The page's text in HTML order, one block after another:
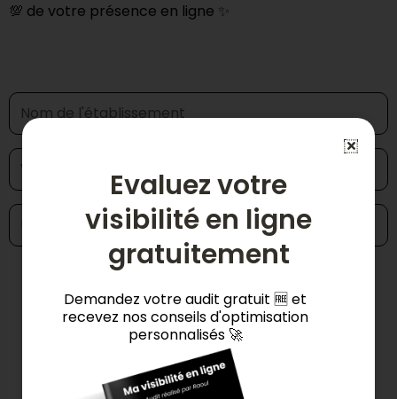
💯 de votre présence en ligne ✨
Evaluez votre
visibilité en ligne
gratuitement
Demandez votre audit gratuit 🆓 et
recevez nos conseils d'optimisation
personnalisés 🚀